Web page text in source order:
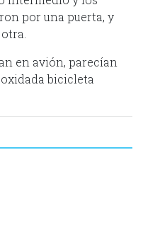
por una puerta, y
en avión, parecían
bicicleta